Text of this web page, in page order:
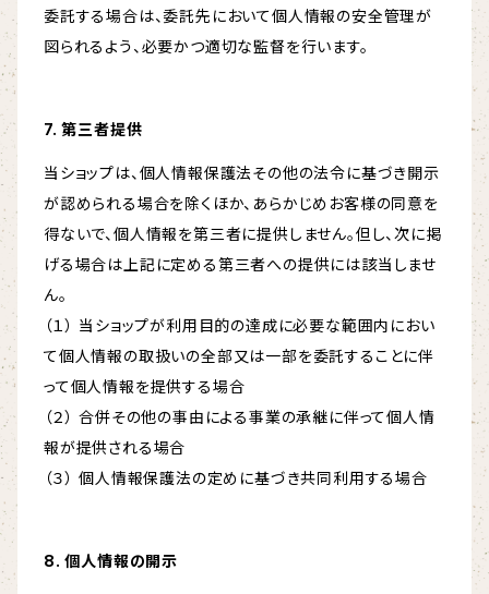
委託する場合は、委託先において個人情報の安全管理が
図られるよう、必要かつ適切な監督を行います。
7. 第三者提供
当ショップは、個人情報保護法その他の法令に基づき開示
が認められる場合を除くほか、あらかじめお客様の同意を
得ないで、個人情報を第三者に提供しません。但し、次に掲
げる場合は上記に定める第三者への提供には該当しませ
ん。
（１） 当ショップが利用目的の達成に必要な範囲内におい
て個人情報の取扱いの全部又は一部を委託することに伴
って個人情報を提供する場合
（２） 合併その他の事由による事業の承継に伴って個人情
報が提供される場合
（３） 個人情報保護法の定めに基づき共同利用する場合
8. 個人情報の開示